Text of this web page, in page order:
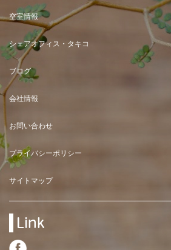
空室情報
シェアオフィス・タキコ
ブログ
会社情報
お問い合わせ
プライバシーポリシー
サイトマップ
Link